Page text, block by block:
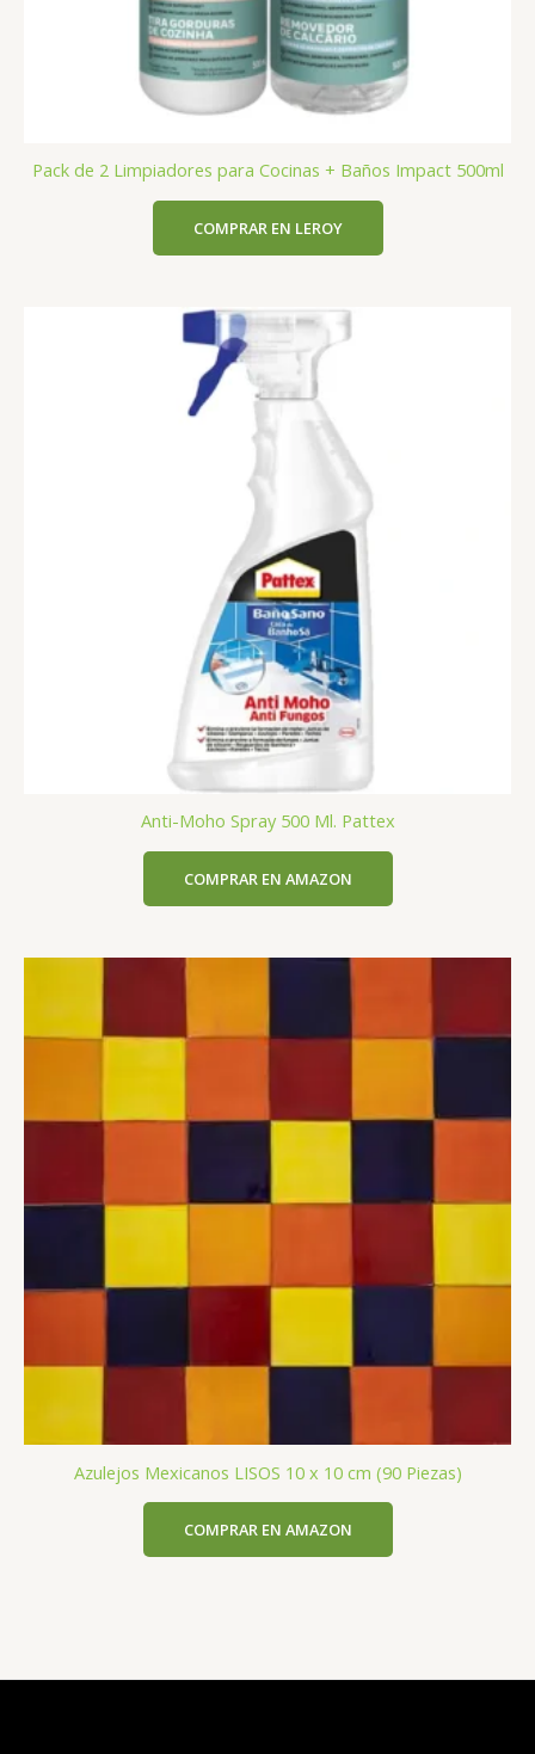
Pack de 2 Limpiadores para Cocinas + Baños Impact 500ml
COMPRAR EN LEROY
Anti-Moho Spray 500 Ml. Pattex
COMPRAR EN AMAZON
Azulejos Mexicanos LISOS 10 x 10 cm (90 Piezas)
COMPRAR EN AMAZON